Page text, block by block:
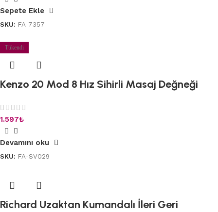
Sepete Ekle
SKU: FA-7357
Tükendi
Kenzo 20 Mod 8 Hız Sihirli Masaj Değneği
1.597₺
Devamını oku
SKU: FA-SV029
Richard Uzaktan Kumandalı İleri Geri